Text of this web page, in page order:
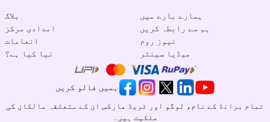
بلاگ
امدادی مرکز
انعامات
نیا کیا ہے؟
ہمارے بارے میں
ہم سے رابطہ کریں
نیوز روم
میڈیا سینٹر
ہمیں فالو کریں
تمام برانڈ کے نام، لوگو اور ٹریڈ مارکس ان کے متعلقہ مالکان کی
ملکیت ہیں۔